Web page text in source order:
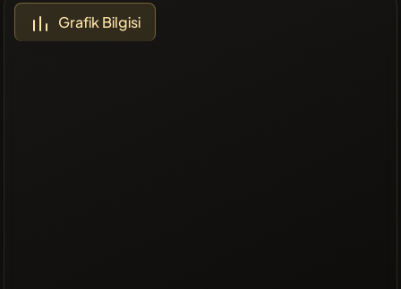
Grafik Bilgisi